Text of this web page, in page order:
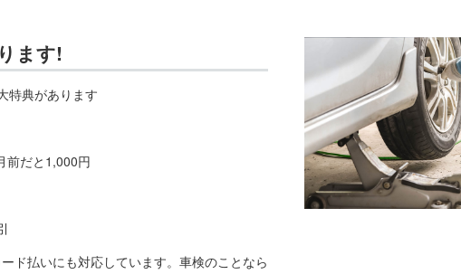
ます!
特典があります
前だと1,000円
ド払いにも対応しています。車検のことなら